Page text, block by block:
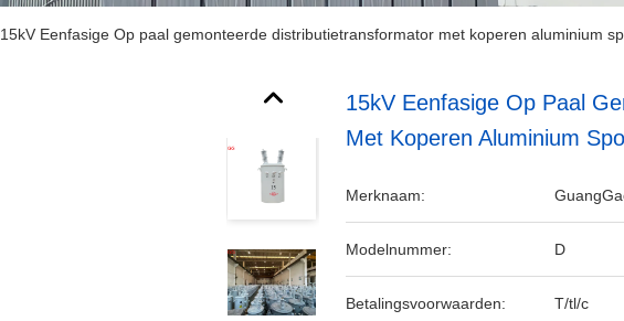
15kV Eenfasige Op paal gemonteerde distributietransformator met koperen aluminium
15kV Eenfasige Op Paal
Met Koperen Aluminium
Merknaam:
Modelnummer: D
Betalingsvoorwaarden: T/tl/c